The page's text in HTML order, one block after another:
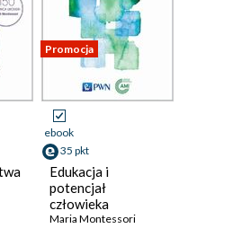
Promocja
ebook
35 pkt
Edukacja i
potencjał
człowieka
Maria Montessori